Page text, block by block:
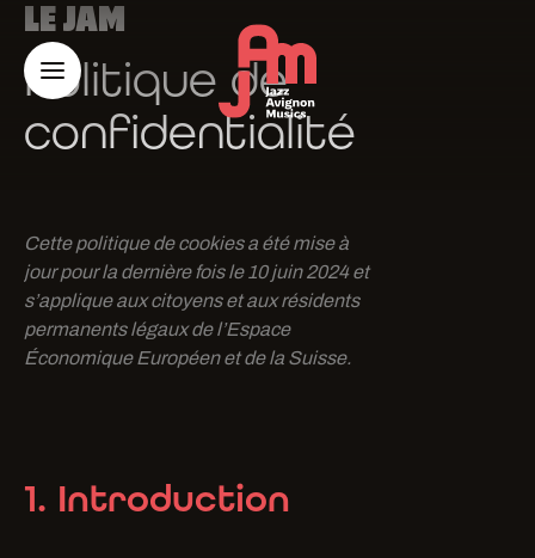
LE JAM
Politique de
confidentialité
Cette politique de cookies a été mise à
jour pour la dernière fois le 10 juin 2024 et
s’applique aux citoyens et aux résidents
permanents légaux de l’Espace
Économique Européen et de la Suisse.
1. Introduction